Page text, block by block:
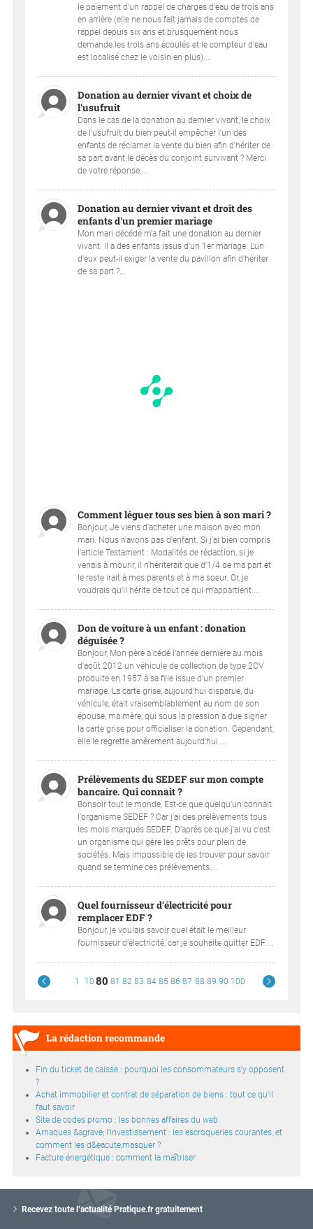
le paiement d'un rappel de charges d'eau de trois ans
en arrière (elle ne nous fait jamais de comptes de
rappel depuis six ans et brusquement nous
demande les trois ans écoulés et le compteur d'eau
est localisé chez le voisin en plus)....
Donation au dernier vivant et choix de
l'usufruit
Dans le cas de la donation au dernier vivant, le choix
de l'usufruit du bien peut-il empêcher l'un des
enfants de réclamer la vente du bien afin d'hériter de
sa part avant le décès du conjoint survivant ? Merci
de votre réponse....
Donation au dernier vivant et droit des
enfants d'un premier mariage
Mon mari décédé m'a fait une donation au dernier
vivant. Il a des enfants issus d'un 1er mariage. L'un
d'eux peut-il exiger la vente du pavillon afin d'hériter
de sa part ?...
Comment léguer tous ses bien à son mari ?
Bonjour, Je viens d'acheter une maison avec mon
mari. Nous n'avons pas d'enfant. Si j'ai bien compris
l'article Testament : Modalités de rédaction, si je
venais à mourir, il n'hériterait que d'1/4 de ma part et
le reste irait à mes parents et à ma soeur. Or, je
voudrais qu'il hérite de tout ce qui m'appartient....
Don de voiture à un enfant : donation
déguisée ?
Bonjour, Mon père a cédé l'année dernière au mois
d'août 2012 un véhicule de collection de type 2CV
produite en 1957 à sa fille issue d'un premier
mariage. La carte grise, aujourd'hui disparue, du
véhicule, était vraisemblablement au nom de son
épouse, ma mère, qui sous la pression a due signer
la carte grise pour officialiser la donation. Cependant,
elle le regrette amèrement aujourd'hui....
Prélèvements du SEDEF sur mon compte
bancaire. Qui connait ?
Bonsoir tout le monde, Est-ce que quelqu'un connait
l'organisme SEDEF ? Car j'ai des prélèvements tous
les mois marqués SEDEF. D'après ce que j'ai vu c'est
un organisme qui gère les prêts pour plein de
sociétés. Mais impossible de les trouver pour savoir
quand se termine ces prélèvements....
Quel fournisseur d’électricité pour
remplacer EDF ?
Bonjour, je voulais savoir quel était le meilleur
fournisseur d’électricité, car je souhaite quitter EDF....
1 10 80 81 82 83 84 85 86 87 88 89 90 100
La rédaction recommande
Fin du ticket de caisse : pourquoi les consommateurs s'y opposent
?
Achat immobilier et contrat de séparation de biens : tout ce qu'il
faut savoir
Site de codes promo : les bonnes affaires du web
Arnaques &agrave; l'investissement : les escroqueries courantes, et
comment les d&eacute;masquer ?
Facture énergétique : comment la maîtriser
Recevez toute l’actualité Pratique.fr gratuitement
o